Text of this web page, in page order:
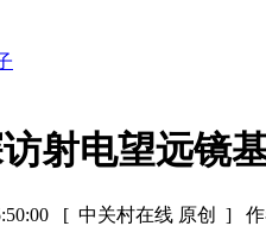
射电望远镜
[ 中关村在线 原创 ] 作